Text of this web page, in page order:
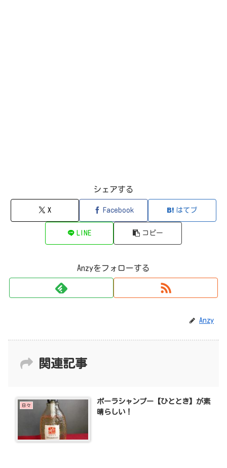
シェアする
X Facebook はてブ
LINE コピー
Anzyをフォローする
Anzy
関連記事
日々
ポーラシャンプー【ひととき】が素
晴らしい！